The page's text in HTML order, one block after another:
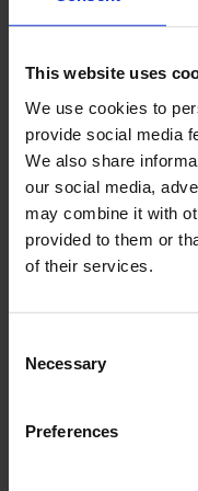
This website uses
We use cookies to
provide social media
We also share
our social media,
may combine it with
provided to them or
of their services.
Selection
Necessary
Preferences